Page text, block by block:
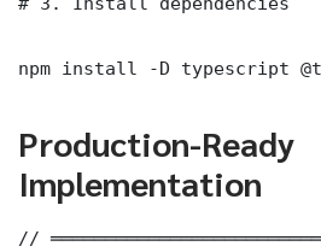
npm install -D typescript
Production-Ready
Implementation
//